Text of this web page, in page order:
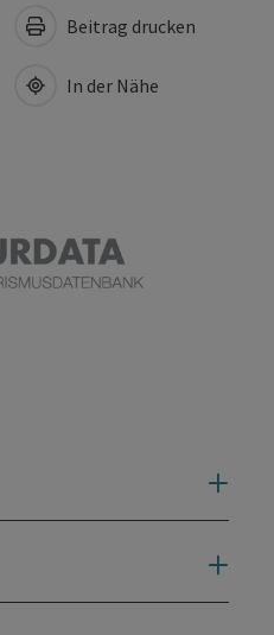
Beitrag drucken
In der Nähe